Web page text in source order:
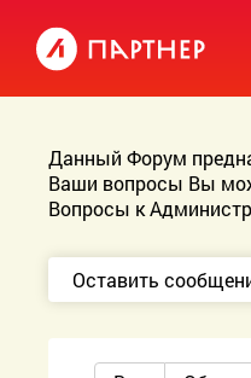
Данный Форум
Ваши вопросы Вы
Вопросы к
Оставить